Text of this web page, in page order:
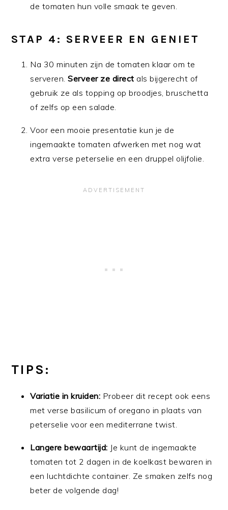
de tomaten hun volle smaak te geven.
STAP 4: SERVEER EN GENIET
Na 30 minuten zijn de tomaten klaar om te
serveren.Serveer ze direct als bijgerecht of
gebruik ze als topping op broodjes, bruschetta
of zelfs op een salade.
Voor een mooie presentatie kun je de
ingemaakte tomaten afwerken met nog wat
extra verse peterselie en een druppel olijfolie.
TIPS:
Variatie in kruiden: Probeer dit recept ook eens
met verse basilicum of oregano in plaats van
peterselie voor een mediterrane twist.
Langere bewaartijd: Je kunt de ingemaakte
tomaten tot 2 dagen in de koelkast bewaren in
een luchtdichte container. Ze smaken zelfs nog
beter de volgende dag!